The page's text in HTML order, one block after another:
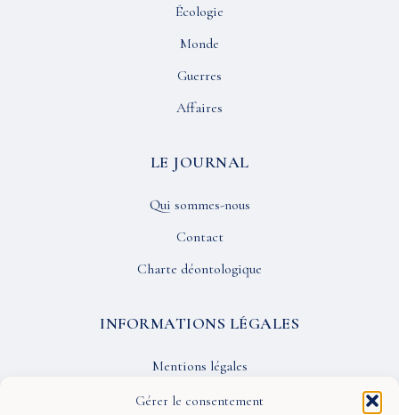
Gérer le consentement
Écologie
Monde
Guerres
Affaires
LE JOURNAL
Qui sommes-nous
Contact
Charte déontologique
INFORMATIONS LÉGALES
Mentions légales
Confidentialité